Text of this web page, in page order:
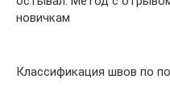
новичкам
Классификация швов по